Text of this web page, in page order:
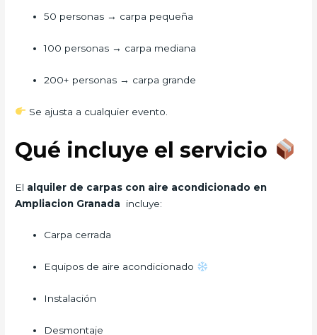
50 personas → carpa pequeña
100 personas → carpa mediana
200+ personas → carpa grande
Se ajusta a cualquier evento.
Qué incluye el servicio
El alquiler de carpas con aire acondicionado en
Ampliacion Granada
incluye:
Carpa cerrada
Equipos de aire acondicionado
Instalación
Desmontaje